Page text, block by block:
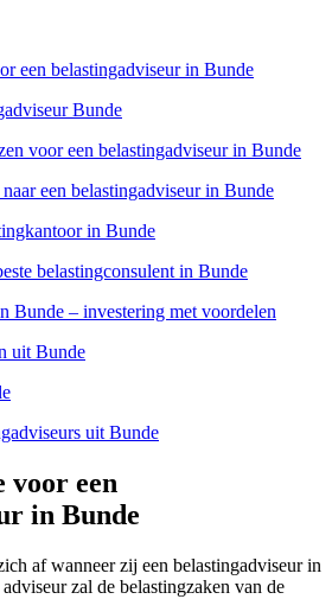
een belastingadviseur in Bunde
Bunde
voor een belastingadviseur in Bunde
een belastingadviseur in Bunde
in Bunde
belastingconsulent in Bunde
Bunde – investering met voordelen
uit Bunde
uit Bunde
voor een
in Bunde
af wanneer zij een belastingadviseur in
zal de belastingzaken van de